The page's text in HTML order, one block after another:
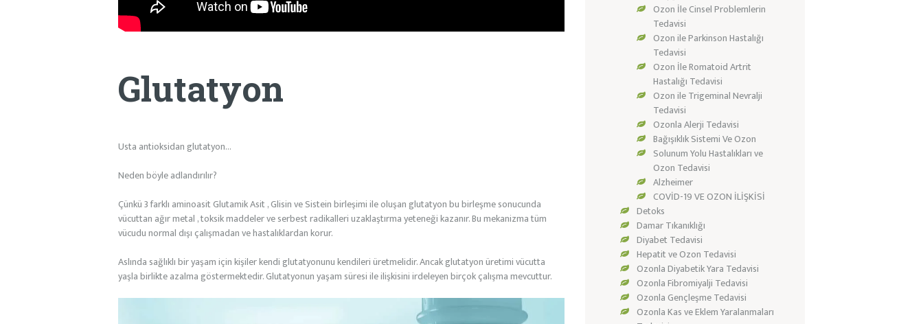
Glutatyon
Usta antioksidan glutatyon…
Neden böyle adlandırılır?
Çünkü 3 farklı aminoasit Glutamik Asit , Glisin ve Sistein birleşimi ile oluşan glutatyon bu birleşme sonucunda
vücuttan ağır metal , toksik maddeler ve serbest radikalleri uzaklaştırma yeteneği kazanır. Bu mekanizma tüm
vücudu normal dışı çalışmadan ve hastalıklardan korur.
Aslında sağlıklı bir yaşam için kişiler kendi glutatyonunu kendileri üretmelidir. Ancak glutatyon üretimi vücutta
yaşla birlikte azalma göstermektedir. Glutatyonun yaşam süresi ile ilişkisini irdeleyen birçok çalışma mevcuttur.
Ozon İle Cinsel Problemlerin
Tedavisi
Ozon ile Parkinson Hastalığı
Tedavisi
Ozon İle Romatoid Artrit
Hastalığı Tedavisi
Ozon ile Trigeminal Nevralji
Tedavisi
Ozonla Alerji Tedavisi
Bağışıklık Sistemi Ve Ozon
Solunum Yolu Hastalıkları ve
Ozon Tedavisi
Alzheimer
COVİD-19 VE OZON İLİŞKİSİ
Detoks
Damar Tıkanıklığı
Diyabet Tedavisi
Hepatit ve Ozon Tedavisi
Ozonla Diyabetik Yara Tedavisi
Ozonla Fibromiyalji Tedavisi
Ozonla Gençleşme Tedavisi
Ozonla Kas ve Eklem Yaralanmaları